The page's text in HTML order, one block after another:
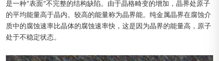
是一种“表面”不完整的结构缺陷。由于晶格畸变的增加，晶界处原子
的平均能量高于晶内。较高的能量称为晶界能。纯金属晶界在腐蚀介
质中的腐蚀速率比晶体的腐蚀速率快，这是因为晶界的能量高，原子
处于不稳定状态。